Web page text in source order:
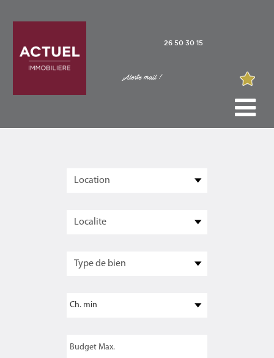
26 50 30 15
Alerte mail !